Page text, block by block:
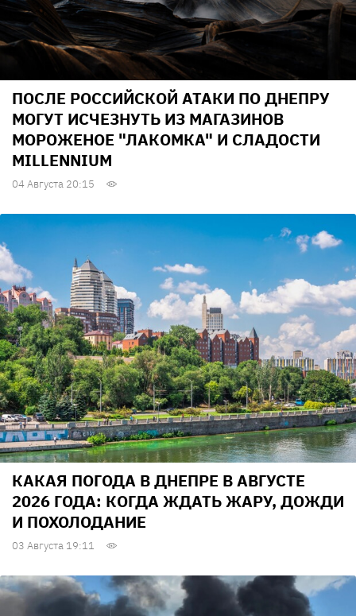
ПОСЛЕ РОССИЙСКОЙ АТАКИ ПО ДНЕПРУ
МОГУТ ИСЧЕЗНУТЬ ИЗ МАГАЗИНОВ
МОРОЖЕНОЕ "ЛАКОМКА" И СЛАДОСТИ
MILLENNIUM
04 Августа 20:15
КАКАЯ ПОГОДА В ДНЕПРЕ В АВГУСТЕ
2026 ГОДА: КОГДА ЖДАТЬ ЖАРУ, ДОЖДИ
И ПОХОЛОДАНИЕ
03 Августа 19:11